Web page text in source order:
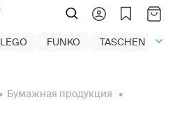
LEGO FUNKO TASCHEN
Бумажная продукция